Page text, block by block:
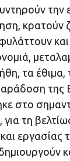
την
κρατούν
τα έθιμα,
της
στο
για τη
εργασίας